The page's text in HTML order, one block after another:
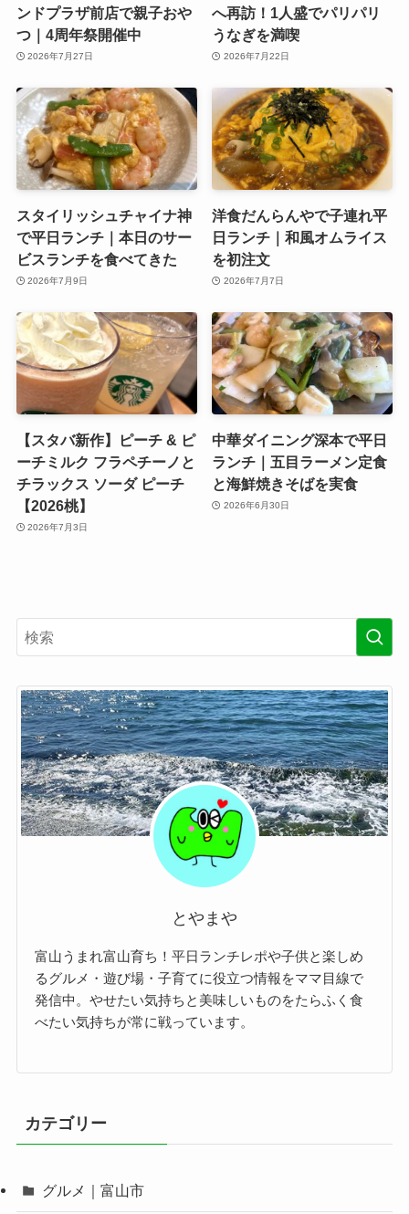
ンドプラザ前店で親子おや
つ｜4周年祭開催中
2026年7月27日
へ再訪！1人盛でパリパリ
うなぎを満喫
2026年7月22日
スタイリッシュチャイナ神
で平日ランチ｜本日のサー
ビスランチを食べてきた
2026年7月9日
洋食だんらんやで子連れ平
日ランチ｜和風オムライス
を初注文
2026年7月7日
【スタバ新作】ピーチ & ピ
ーチミルク フラペチーノと
チラックス ソーダ ピーチ
【2026桃】
2026年7月3日
中華ダイニング深本で平日
ランチ｜五目ラーメン定食
と海鮮焼きそばを実食
2026年6月30日
とやまや
富山うまれ富山育ち！平日ランチレポや子供と楽しめ
るグルメ・遊び場・子育てに役立つ情報をママ目線で
発信中。やせたい気持ちと美味しいものをたらふく食
べたい気持ちが常に戦っています。
カテゴリー
グルメ｜富山市